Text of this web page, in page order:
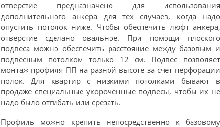
отверстие предназначено для использования
дополнительного анкера для тех случаев, когда надо
опустить потолок ниже. Чтобы обеспечить люфт анкера,
отверстие сделано овальное. При помощи плоского
подвеса можно обеспечить расстояние между базовым и
подвесным потолком только 12 см. Подвес позволяет
монтаж профиля ПП на разной высоте за счет перфорации
полок. Для квартир с низкими потолками бывают в
продаже специальные укороченные подвесы, чтобы их не
надо было отгибать или срезать.
Профиль можно крепить непосредственно к базовому